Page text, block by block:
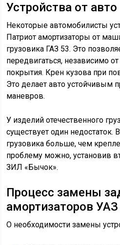
Устройства от авто
Некоторые автомобилисты
Патриот амортизаторы от
грузовика ГАЗ 53. Это
передвигаться, независимо
покрытия. Крен кузова при
Это делает авто устойчивым
маневров.
У изделий отечественного
существует один недостаток.
грузовика больше, чем
проблему можно, установив
ЗИЛ «Бычок».
Процесс замены
амортизаторов
О необходимости замены